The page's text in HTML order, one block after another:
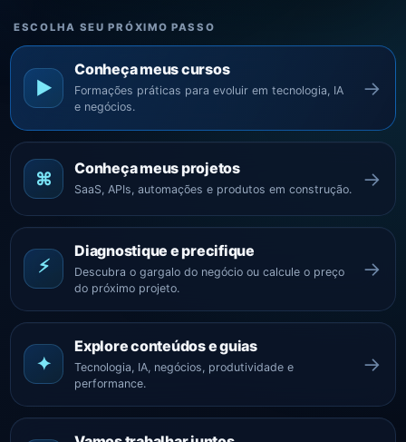
ESCOLHA SEU PRÓXIMO PASSO
▶
Conheça meus cursos
Formações práticas para evoluir em tecnologia, IA
e negócios.
→
⌘ Conheça meus projetos
SaaS, APIs, automações e produtos em construção. →
⚡
Diagnostique e precifique
Descubra o gargalo do negócio ou calcule o preço
do próximo projeto.
→
✦
Explore conteúdos e guias
Tecnologia, IA, negócios, produtividade e
performance.
→